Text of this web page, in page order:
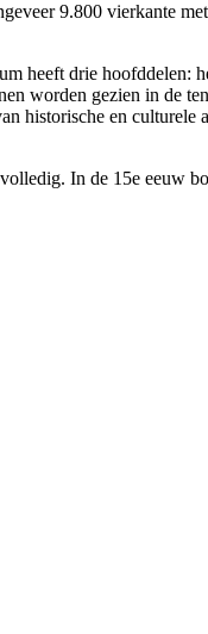
9.800 vierkante
heeft drie hoofddelen:
worden gezien in de
historische en culturele
In de 15e eeuw